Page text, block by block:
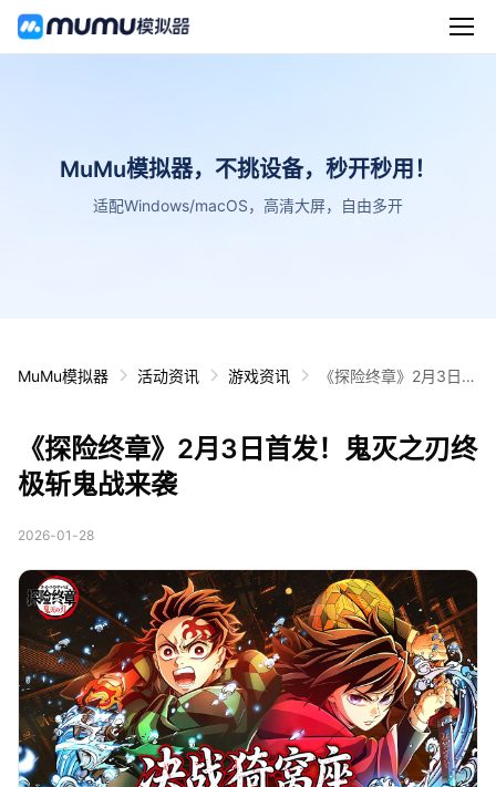
MuMu模拟器，不挑设备，秒开秒用！
适配Windows/macOS，高清大屏，自由多开
MuMu模拟器 活动资讯 游戏资讯
《探险终章》2月3日首
《探险终章》2月3日首发！鬼灭之刃终
极斩鬼战来袭
2026-01-28